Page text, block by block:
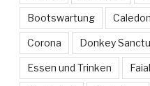
Bootswartung
Corona Donkey
Essen und Trinken Faial